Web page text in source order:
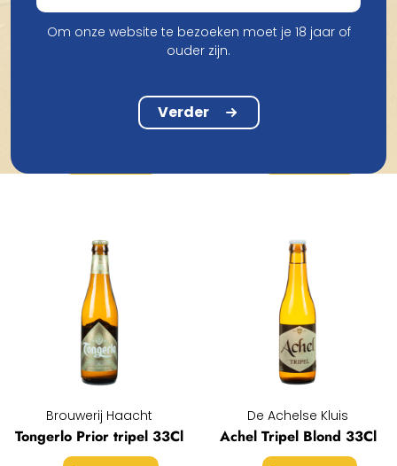
Ter Dolen Kriek Op De
Brouwerij Haacht
Tongerlo Prior tripel 33Cl
De Achelse Kluis
Achel Tripel Blond 33Cl
Om onze website te bezoeken moet je 18 jaar of
ouder zijn.
Verder